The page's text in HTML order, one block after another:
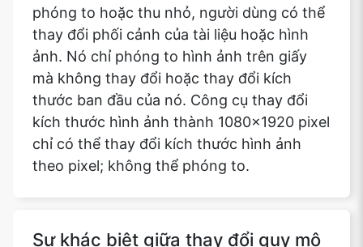
phóng to hoặc thu nhỏ, người dùng có thể
thay đổi phối cảnh của tài liệu hoặc hình
ảnh. Nó chỉ phóng to hình ảnh trên giấy
mà không thay đổi hoặc thay đổi kích
thước ban đầu của nó. Công cụ thay đổi
kích thước hình ảnh thành 1080x1920 pixel
chỉ có thể thay đổi kích thước hình ảnh
theo pixel; không thể phóng to.
Sự khác biệt giữa thay đổi quy mô